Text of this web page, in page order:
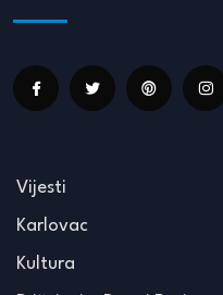
Vijesti
Karlovac
Kultura